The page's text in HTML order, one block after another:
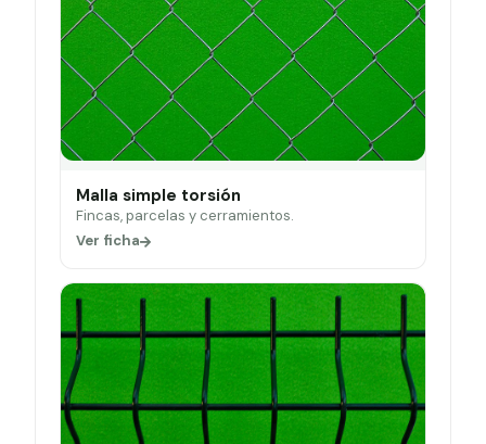
Malla simple torsión
Fincas, parcelas y cerramientos.
Ver ficha